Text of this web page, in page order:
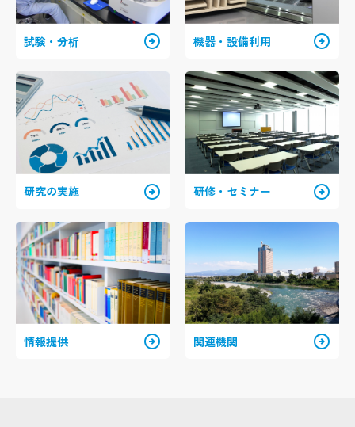
試験・分析 arrow_circle_right 機器・設備利用 arrow_circle_right
研究の実施 arrow_circle_right 研修・セミナー arrow_circle_right
情報提供 arrow_circle_right 関連機関 arrow_circle_right